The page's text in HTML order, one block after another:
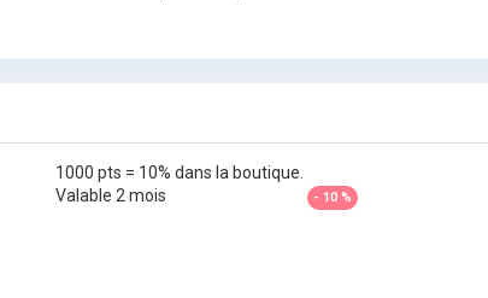
1000 pts = 10% dans la boutique.
Valable 2 mois
- 10 %